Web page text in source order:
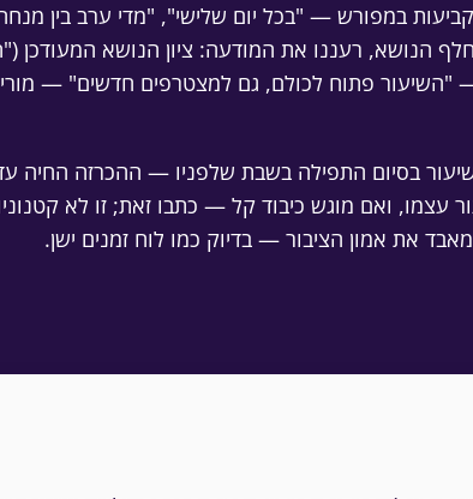
במפורש — "בכל יום שלישי", "מדי ערב בין
הנושא, רעננו את המודעה: ציון הנושא המעודכן
פתוח לכולם, גם למצטרפים חדשים" —
בסיום התפילה בשבת שלפניו — ההכרזה החיה
ואם מוגש כיבוד קל — כתבו זאת; זו לא
את אמון הציבור — בדיוק כמו לוח זמנים ישן.